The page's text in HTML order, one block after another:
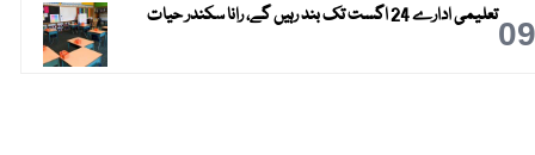
09تعلیمی ادارے 24 اگست تک بند رہیں گے، رانا سکندر حیات